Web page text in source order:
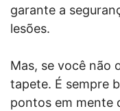
garante a
lesões.
Mas, se você não
tapete. É sempre
pontos em mente